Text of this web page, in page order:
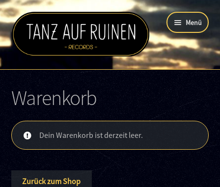
Zur
Navigation
springen
Zum
Inhalt
springen
Menü
Über uns
Labelartists
Shop
öffnen
Buttons
Termine
Warenkorb
Dein Warenkorb ist derzeit leer.
Zurück zum Shop